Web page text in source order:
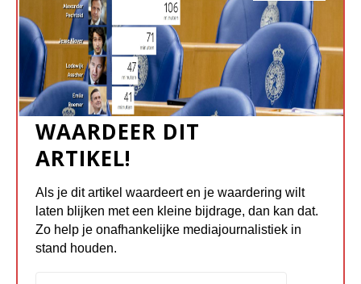
WAARDEER DIT
ARTIKEL!
Als je dit artikel waardeert en je waardering wilt
laten blijken met een kleine bijdrage, dan kan dat.
Zo help je onafhankelijke mediajournalistiek in
stand houden.